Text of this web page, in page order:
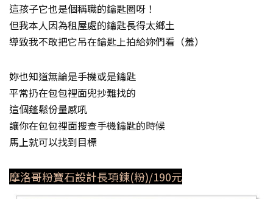
這孩子它也是個稱職的鑰匙圈呀！
但我本人因為租屋處的鑰匙長得太鄉土
導致我不敢把它吊在鑰匙上拍給妳們看（羞）
妳也知道無論是手機或是鑰匙
平常扔在包包裡面兜抄難找的
這個蓬鬆份量感吼
讓你在包包裡面搜查手機鑰匙的時候
馬上就可以找到目標
摩洛哥粉寶石設計長項鍊(粉)/190元